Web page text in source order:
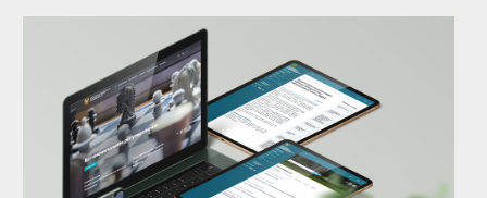
любом случае начнем с главного: поймем задачу, обсудим
возможные варианты и предложим оптимальный путь.
Обсудить проект →